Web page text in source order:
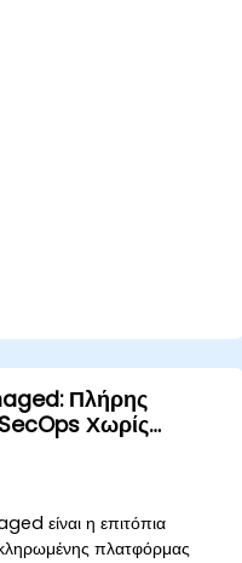
Πλήρης
Χωρίς
είναι η επιτόπια
πλατφόρμας